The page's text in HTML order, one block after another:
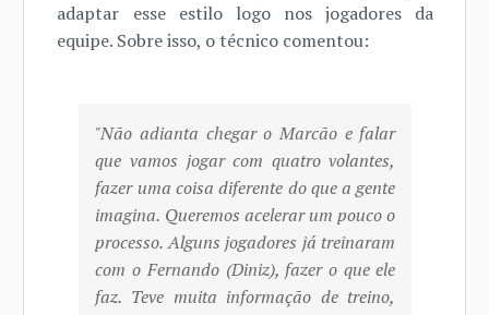
adaptar esse estilo logo nos jogadores da
equipe. Sobre isso, o técnico comentou:
"Não adianta chegar o Marcão e falar
que vamos jogar com quatro volantes,
fazer uma coisa diferente do que a gente
imagina. Queremos acelerar um pouco o
processo. Alguns jogadores já treinaram
com o Fernando (Diniz), fazer o que ele
faz. Teve muita informação de treino,